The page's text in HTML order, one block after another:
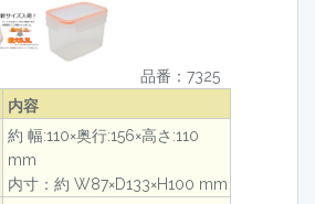
品番：7325
内容
約 幅:110×奥行:156×高さ:110
mm
内寸：約 W87×D133×H100 mm